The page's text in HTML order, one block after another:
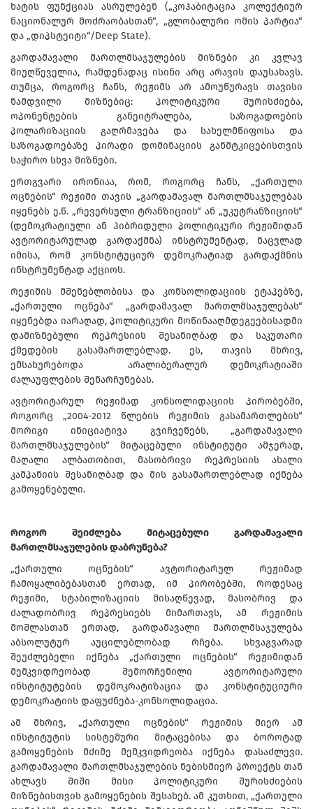
ხატის ფუნქციას ასრულებენ („კოჰაბიტაცია კოლექტიურ
ნაციონალურ მოძრაობასთან“, „გლობალური ომის პარტია“
და „დიპსტეიტი“/Deep State).
გარდამავალი მართლმსაჯულების მიზნები კი კვლავ
მიუღწეველია, რამდენადაც ისინი არც არავის დაუსახავს.
თუმცა, როგორც ჩანს, რეჟიმს არ ამოუწურავს თავისი
ნამდვილი მიზნებიც: პოლიტიკური შურისძიება,
ოპონენტების განეიტრალება, საზოგადოების
პოლარიზაციის გაღრმავება და სახელმწიფოსა და
საზოგადოებაზე პირადი დომინაციის განმტკიცებისთვის
საჭირო სხვა მიზნები.
ერთგვარი ირონიაა, რომ, როგორც ჩანს, „ქართული
ოცნების“ რეჟიმი თავის „გარდამავალ მართლმსაჯულებას
იყენებს ე.წ. „რევერსული ტრანზიციის“ ან „უკუტრანზიციის“
(დემოკრატიული ან ჰიბრიდული პოლიტიკური რეჟიმიდან
ავტორიტარულად გარდაქმნა) ინსტრუმენტად, ნაცვლად
იმისა, რომ კონსტიტუციურ დემოკრატიად გარდაქმნის
ინსტრუმენტად აქციოს.
რეჟიმის მშენებლობისა და კონსოლიდაციის ეტაპებზე,
„ქართული ოცნება“ „გარდამავალ მართლმსაჯულებას“
იყენებდა იარაღად, პოლიტიკური მოწინააღმდეგეებისადმი
დამიზნებული რეპრესიის შესანიღბად და საკუთარი
ქმედების გასამართლებლად. ეს, თავის მხრივ,
ემსახურებოდა არალიბერალურ დემოკრატიაში
ძალაუფლების შენარჩუნებას.
ავტორიტარულ რეჟიმად კონსოლიდაციის პირობებში,
როგორც „2004-2012 წლების რეჟიმის გასამართლების“
მორიგი ინიციატივა გვიჩვენებს, „გარდამავალი
მართლმსაჯულების“ მიტაცებული ინსტიტუტი ამჯერად,
მაღალი ალბათობით, მასობრივი რეპრესიის ახალი
კამპანიის შესანიღბად და მის გასამართლებლად იქნება
გამოყენებული.
როგორ შეიძლება მიტაცებული გარდამავალი
მართლმსაჯულების დაბრუნება?
„ქართული ოცნების“ ავტორიტარულ რეჟიმად
ჩამოყალიბებასთან ერთად, იმ პირობებში, როდესაც
რეჟიმი, სტაბილიზაციის მისაღწევად, მასობრივ და
ძალადობრივ რეპრესიებს მიმართავს, ამ რეჟიმის
მოშლასთან ერთად, გარდამავალი მართლმსაჯულება
აბსოლუტურ აუცილებლობად რჩება. სხვაგვარად
შეუძლებელი იქნება „ქართული ოცნების“ რეჟიმიდან
მემკვიდრეობად შემორჩენილი ავტორიტარული
ინსტიტუტების დემოკრატიზაცია და კონსტიტუციური
დემოკრატიის დაფუძნება-კონსოლიდაცია.
ამ მხრივ, „ქართული ოცნების“ რეჟიმის მიერ ამ
ინსტიტუტის სისტემური მიტაცებისა და ბოროტად
გამოყენების მძიმე მემკვიდრეობა იქნება დასაძლევი.
გარდამავალი მართლმსაჯულების ნებისმიერ პროექტს თან
ახლავს შიში მისი პოლიტიკური შურისძიების
მიზნებისთვის გამოყენების შესახებ. ამ კუთხით, „ქართული